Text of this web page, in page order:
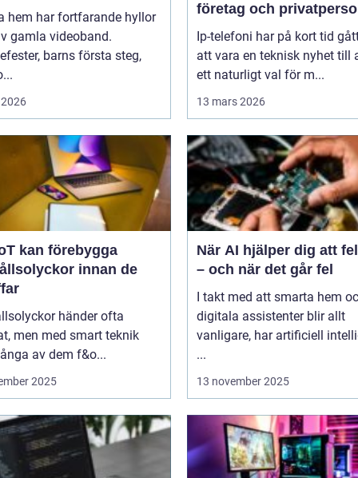
hem har fortfarande hyllor
gamla videoband.
barns första steg,
företag och
Ip-telefoni har på kort tid
att vara en teknisk nyhet till
ett naturligt val för m...
13 mars 2026
kan förebygga
innan de
händer ofta
men med smart teknik
av dem f&o...
2025
När AI hjälper dig att
– och när det går fel
I takt med att smarta hem
digitala assistenter blir allt
vanligare, har artificiell
...
13 november 2025